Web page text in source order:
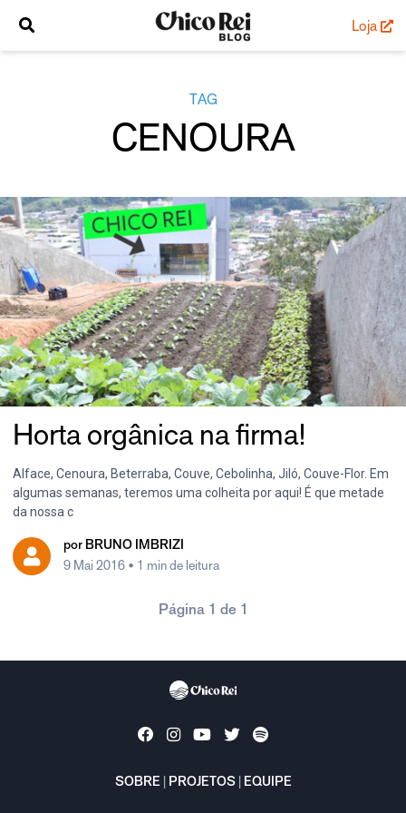
Loja
TAG
CENOURA
Horta orgânica na firma!
Alface, Cenoura, Beterraba, Couve, Cebolinha, Jiló, Couve-Flor. Em
algumas semanas, teremos uma colheita por aqui! É que metade
da nossa c
por BRUNO IMBRIZI
9 Mai 2016 • 1 min de leitura
Página 1 de 1
SOBRE PROJETOS EQUIPE